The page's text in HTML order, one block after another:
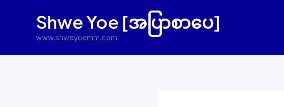
Shwe Yoe [အပြာစာပေ]
www.shweyoemm.com